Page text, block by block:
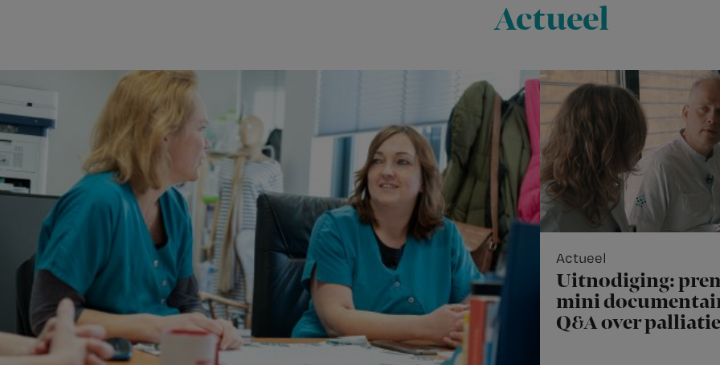
Actueel
Actueel
Uitnodiging:
mini
Q&A over